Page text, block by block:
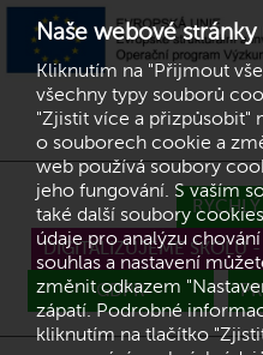
DIGITALIZUJEME ŠKOLU
GDPR
Naše webové
Kliknutím na "Přijmout
všechny typy souborů
"Zjistit více a
o souborech cookie a
web používá soubory
jeho fungování. S vaším
také další soubory
údaje pro analýzu
souhlas a nastavení
změnit odkazem
zápatí. Podrobné
kliknutím na tlačítko